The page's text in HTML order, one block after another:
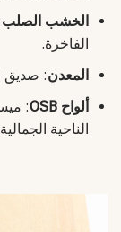
الخشب الصلب
الفاخرة.
المعدن: صديق
ألواح OSB
:
الناحية الجمالية.